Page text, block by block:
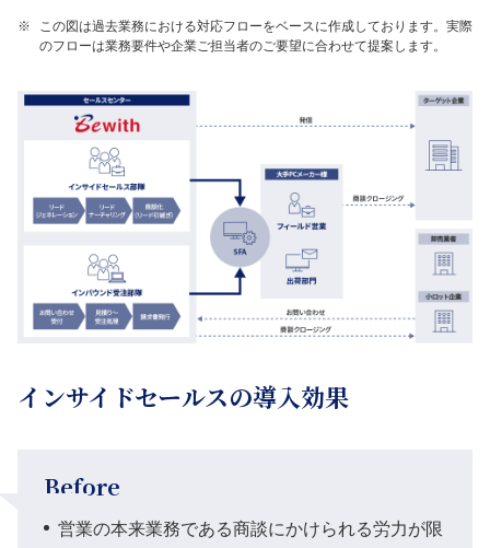
※
この図は過去業務における対応フローをベースに作成しております。実際
のフローは業務要件や企業ご担当者のご要望に合わせて提案します。
インサイドセールスの導入効果
Before
営業の本来業務である商談にかけられる労力が限